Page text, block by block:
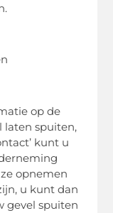
op de
laten spuiten,
kunt u
opnemen
u kunt dan
gevel spuiten